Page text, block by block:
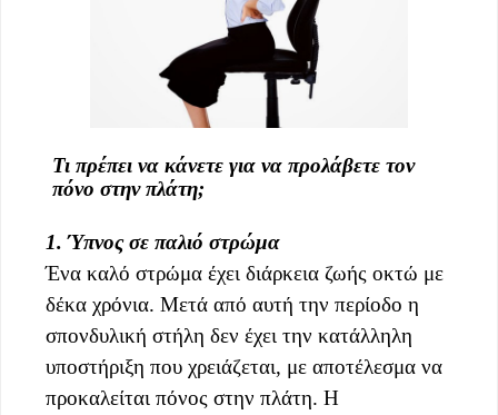
Τι πρέπει να κάνετε για να προλάβετε τον
πόνο στην πλάτη;
1. Ύπνος σε παλιό στρώμα
Ένα καλό στρώμα έχει διάρκεια ζωής οκτώ με
δέκα χρόνια. Μετά από αυτή την περίοδο η
σπονδυλική στήλη δεν έχει την κατάλληλη
υποστήριξη που χρειάζεται, με αποτέλεσμα να
προκαλείται πόνος στην πλάτη. Η